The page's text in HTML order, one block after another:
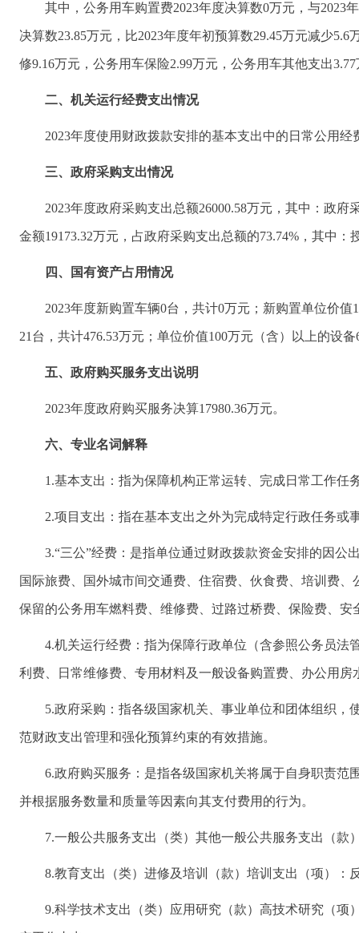
其中，公务用车购置费2023年度决算数0万元，与2023
决算数23.85万元，比2023年度年初预算数29.45万元减少
修9.16万元，公务用车保险2.99万元，公务用车其他支出
二、机关运行经费支出情况
2023年度使用财政拨款安排的基本支出中的日常公用
三、政府采购支出情况
2023年度政府采购支出总额26000.58万元，其中：政
金额19173.32万元，占政府采购支出总额的73.74%，其中
四、国有资产占用情况
2023年度新购置车辆0台，共计0万元；新购置单位价
21台，共计476.53万元；单位价值100万元（含）以上的设
五、政府购买服务支出说明
2023年度政府购买服务决算17980.36万元。
六、专业名词解释
1.基本支出：指为保障机构正常运转、完成日常工作任
2.项目支出：指在基本支出之外为完成特定行政任务或
3.“三公”经费：是指单位通过财政拨款资金安排的因
国际旅费、国外城市间交通费、住宿费、伙食费、培训费
保留的公务用车燃料费、维修费、过路过桥费、保险费、
4.机关运行经费：指为保障行政单位（含参照公务员
利费、日常维修费、专用材料及一般设备购置费、办公用
5.政府采购：指各级国家机关、事业单位和团体组织
范财政支出管理和强化预算约束的有效措施。
6.政府购买服务：是指各级国家机关将属于自身职责
并根据服务数量和质量等因素向其支付费用的行为。
7.一般公共服务支出（类）其他一般公共服务支出（
8.教育支出（类）进修及培训（款）培训支出（项）：
9.科学技术支出（类）应用研究（款）高技术研究（